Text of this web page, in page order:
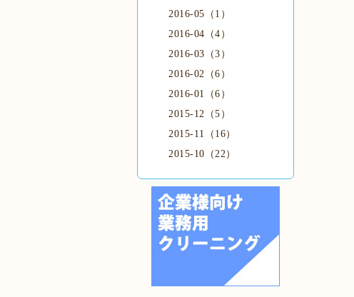
2016-05（1）
2016-04（4）
2016-03（3）
2016-02（6）
2016-01（6）
2015-12（5）
2015-11（16）
2015-10（22）